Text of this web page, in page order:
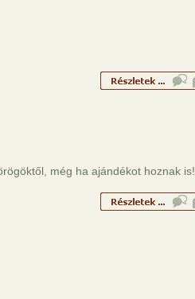
még ha ajándékot hoznak is!